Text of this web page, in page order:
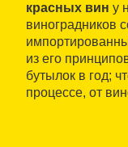
красных вин у
виноградников
из его
бутылок в год;
процессе, от